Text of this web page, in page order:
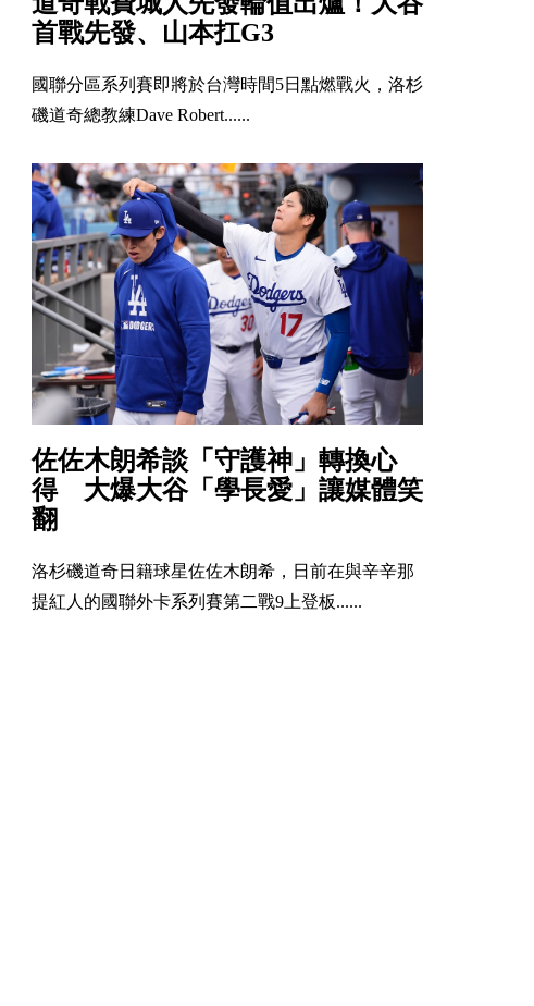
首戰先發、山本扛G3
國聯分區系列賽即將於台灣時間5日點燃戰火，洛杉
磯道奇總教練Dave Robert......
佐佐木朗希談「守護神」轉換心
得 大爆大谷「學長愛」讓媒體笑
翻
洛杉磯道奇日籍球星佐佐木朗希，日前在與辛辛那
提紅人的國聯外卡系列賽第二戰9上登板......